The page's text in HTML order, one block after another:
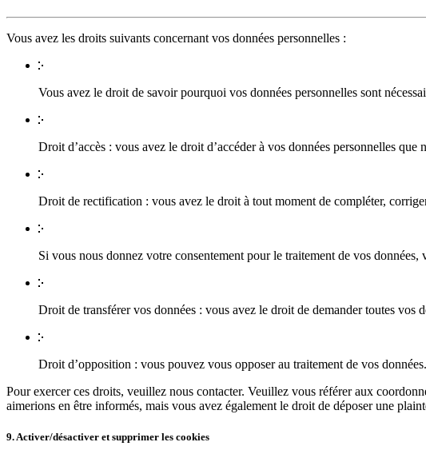
Vous avez les droits suivants concernant vos données personnelles :
Vous avez le droit de savoir pourquoi vos données personnelles sont
Droit d’accès : vous avez le droit d’accéder à vos données personnelles que
Droit de rectification : vous avez le droit à tout moment de compléter,
Si vous nous donnez votre consentement pour le traitement de vos
Droit de transférer vos données : vous avez le droit de demander toutes vos
Droit d’opposition : vous pouvez vous opposer au traitement de vos
Pour exercer ces droits, veuillez nous contacter. Veuillez vous référer aux
aimerions en être informés, mais vous avez également le droit de déposer une
9. Activer/désactiver et supprimer les cookies